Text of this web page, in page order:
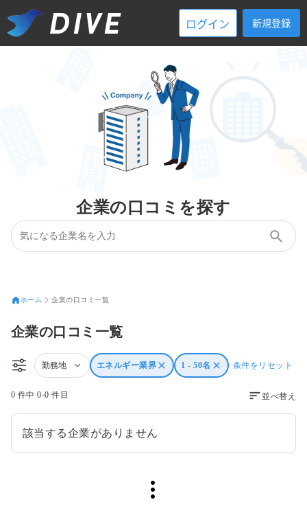
ログイン 新規登録
企業の口コミを探す
ホーム 企業の口コミ一覧
企業の口コミ一覧
勤務地 エネルギー業界 1 - 50名 条件をリセット
0 件中 0-0 件目 並べ替え
該当する企業がありません